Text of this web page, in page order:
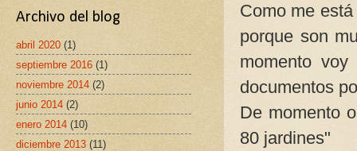
Como me
porque son
momento
documentos
De momento
80 jardines"
Archivo del blog
abril 2020 (1)
septiembre 2016 (1)
noviembre 2014 (2)
junio 2014 (2)
enero 2014 (10)
diciembre 2013 (11)